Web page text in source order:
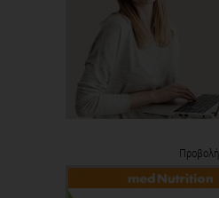
Προβολή